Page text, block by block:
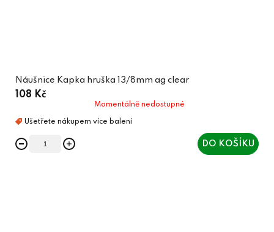
Náušnice Kapka hruška 13/8mm ag clear
108 Kč
Momentálně nedostupné
DO KOŠÍKU